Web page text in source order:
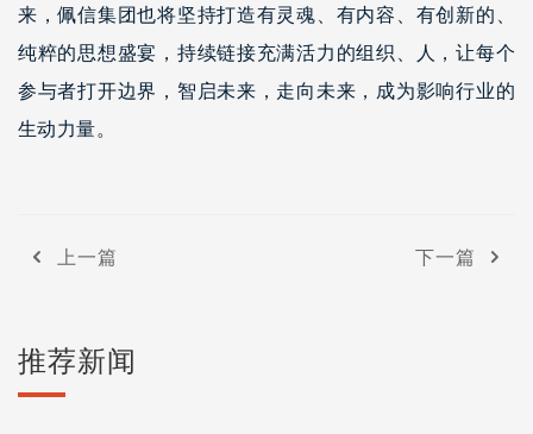
来，佩信集团也将坚持打造有灵魂、有内容、有创新的、
纯粹的思想盛宴，持续链接充满活力的组织、人，让每个
参与者打开边界，智启未来，走向未来，成为影响行业的
生动力量。
上一篇 下一篇
推荐新闻